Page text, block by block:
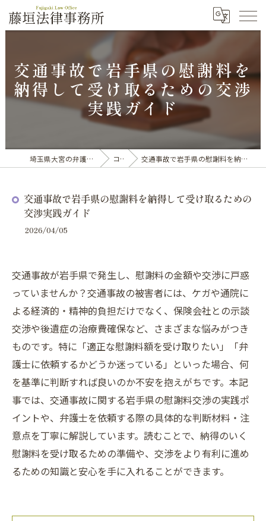
交通事故で岩手県の慰謝料を
納得して受け取るための交渉
実践ガイド
埼玉県大宮の弁護士なら藤垣法律事務所 コラム 交通事故で岩手県の慰謝料を納得して受け取るための交渉実践ガイド
交通事故で岩手県の慰謝料を納得して受け取るための
交渉実践ガイド
2026/04/05
交通事故が岩手県で発生し、慰謝料の金額や交渉に戸惑
っていませんか？交通事故の被害者には、ケガや通院に
よる経済的・精神的負担だけでなく、保険会社との示談
交渉や後遺症の治療費確保など、さまざまな悩みがつき
ものです。特に「適正な慰謝料額を受け取りたい」「弁
護士に依頼するかどうか迷っている」といった場合、何
を基準に判断すれば良いのか不安を抱えがちです。本記
事では、交通事故に関する岩手県の慰謝料交渉の実践ポ
イントや、弁護士を依頼する際の具体的な判断材料・注
意点を丁寧に解説しています。読むことで、納得のいく
慰謝料を受け取るための準備や、交渉をより有利に進め
るための知識と安心を手に入れることができます。